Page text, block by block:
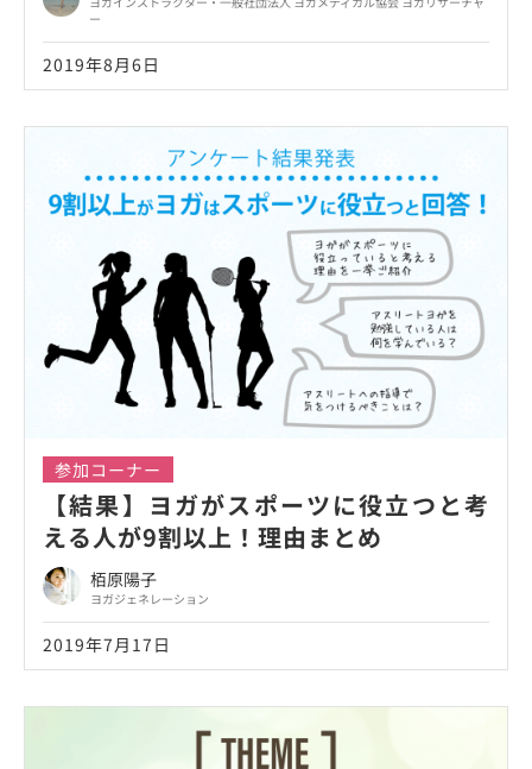
ー
2019年8月6日
参加コーナー
【結果】ヨガがスポーツに役立つと考
える人が9割以上！理由まとめ
栢原陽子
ヨガジェネレーション
2019年7月17日